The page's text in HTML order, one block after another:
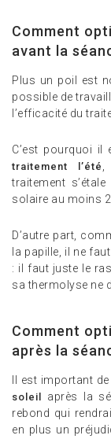
Comment
avant la
Plus un poil est
possible de
l’efficacité du
C’est pourquoi il
traitement l’été
traitement
solaire au moins
D’autre part,
la papille, il ne faut
: il faut juste le
sa thermolyse ne
Comment
après la
Il est important
soleil
après la
rebond qui
en plus un